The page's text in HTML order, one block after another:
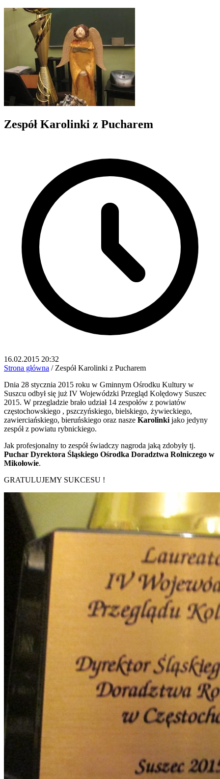
Zespół Karolinki z Pucharem
16.02.2015 20:32
Strona główna / Zespół Karolinki z Pucharem
Dnia 28 stycznia 2015 roku w Gminnym Ośrodku Kultury w
Suszcu odbył się już IV Wojewódzki Przegląd Kolędowy Suszec
2015. W przegladzie brało udział 14 zespołów z powiatów
częstochowskiego , pszczyńskiego, bielskiego, żywieckiego,
zawierciańskiego, bieruńskiego oraz nasze Karolinki jako jedyny
zespół z powiatu rybnickiego.
Jak profesjonalny to zespół świadczy nagroda jaką zdobyły tj.
Puchar Dyrektora Śląskiego Ośrodka Doradztwa Rolniczego w
Mikołowie.
GRATULUJEMY SUKCESU !